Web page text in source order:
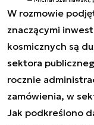
W rozmowie
znaczącymi
kosmicznych są
sektora
rocznie
zamówienia, w
Jak podkreślono